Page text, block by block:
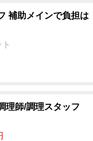
補助メインで負担は
理師/調理スタッフ